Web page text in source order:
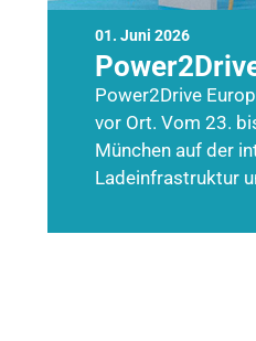
01. Juni 2026
Power2Drive
vor Ort. Vom 23.
München auf der
Ladeinfrastruktur